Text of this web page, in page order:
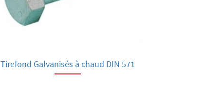
Tirefond Galvanisés à chaud DIN 571